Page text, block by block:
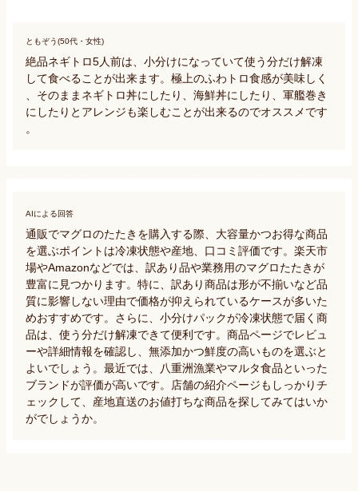
ともぞう(50代・女性)
絶品ネギトロ5人前は、小分けになっていて使う分だけ解凍
して食べることが出来ます。極上のふわトロ食感が美味しく
、そのままネギトロ丼にしたり、海鮮丼にしたり、軍艦巻き
にしたりとアレンジも楽しむことが出来るのでオススメです
。
AIによる回答
通販でマグロのたたきを購入する際、大容量かつお得な商品
を選ぶポイントは冷凍状態や産地、口コミ評価です。楽天市
場やAmazonなどでは、訳あり品や業務用のマグロたたきが
豊富に見つかります。特に、訳あり商品は形が不揃いなど品
質に影響しない理由で価格が抑えられているケースが多いた
めおすすめです。さらに、小分けパックが冷凍状態で届く商
品は、使う分だけ解凍できて便利です。商品ページでレビュ
ーや詳細情報を確認し、無添加かつ鮮度の高いものを選ぶと
よいでしょう。最近では、八重洲漁業やマルタ食品といった
ブランドが評価が高いです。店舗の紹介ページもしっかりチ
ェックして、産地直送のお値打ちな商品を探してみてはいか
がでしょうか。